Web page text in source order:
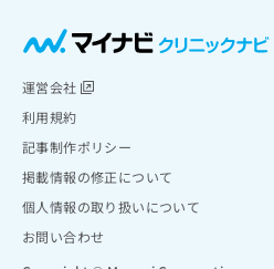
運営会社
利用規約
記事制作ポリシー
掲載情報の修正について
個人情報の取り扱いについて
お問い合わせ